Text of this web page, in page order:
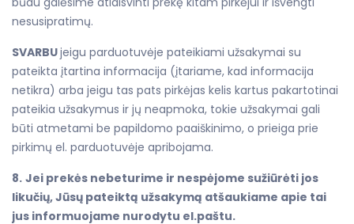
nesusipratimų.
SVARBUjeigu parduotuvėje pateikiami užsakymai su
pateikta įtartina informacija (įtariame, kad informacija
netikra) arba jeigu tas pats pirkėjas kelis kartus pakartotinai
pateikia užsakymus ir jų neapmoka, tokie užsakymai gali
būti atmetami be papildomo paaiškinimo, o prieiga prie
pirkimų el. parduotuvėje apribojama.
8. Jei prekės nebeturime ir nespėjome sužiūrėti jos
likučių, Jūsų pateiktą užsakymą atšaukiame apie tai
jus informuojame nurodytu el.paštu.